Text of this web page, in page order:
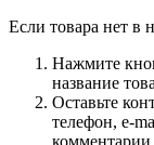
Если товара нет в
Нажмите
название
Оставьте
телефон, e-